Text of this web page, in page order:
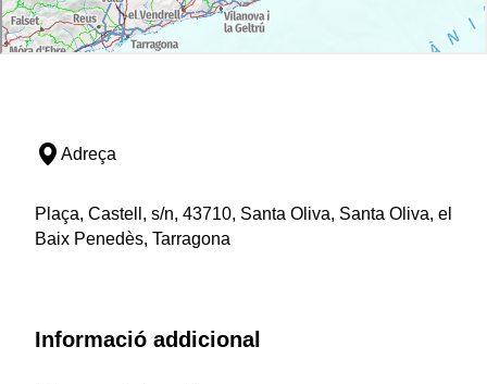
Adreça
Plaça, Castell, s/n, 43710, Santa Oliva, Santa Oliva, el
Baix Penedès, Tarragona
Informació addicional